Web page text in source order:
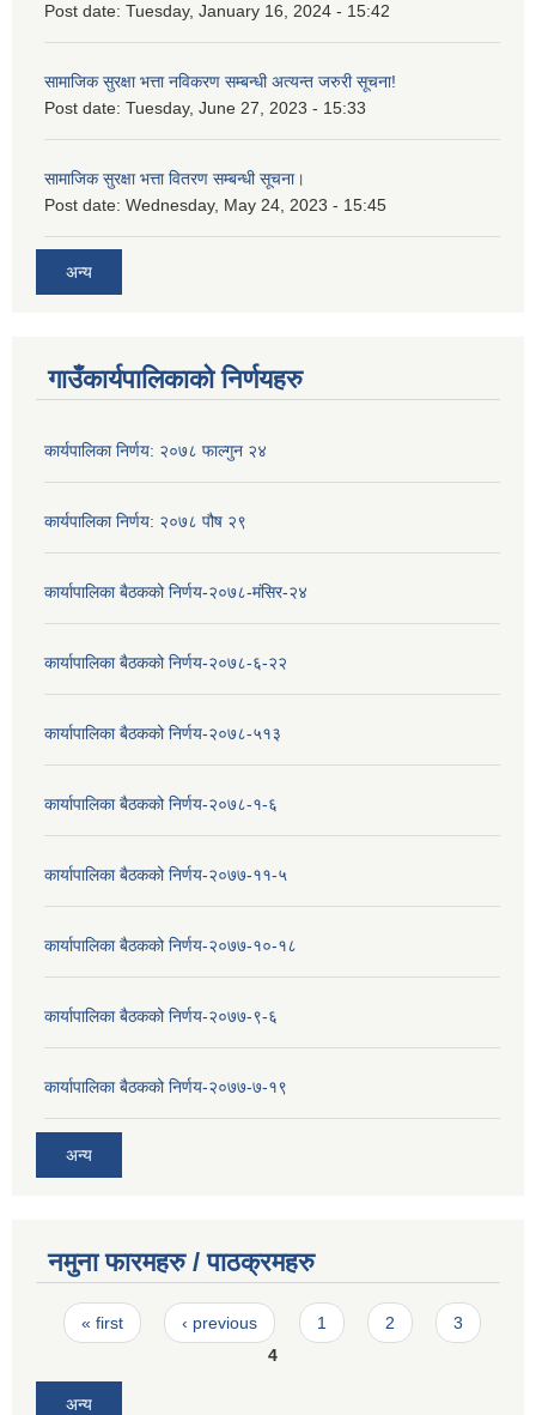
Post date: Tuesday, January 16, 2024 - 15:42
सामाजिक सुरक्षा भत्ता नविकरण सम्बन्धी अत्यन्त जरुरी सूचना!
Post date: Tuesday, June 27, 2023 - 15:33
सामाजिक सुरक्षा भत्ता वितरण सम्बन्धी सूचना।
Post date: Wednesday, May 24, 2023 - 15:45
अन्य
गाउँकार्यपालिकाको निर्णयहरु
कार्यपालिका निर्णय: २०७८ फाल्गुन २४
कार्यपालिका निर्णय: २०७८ पौष २९
कार्यापालिका बैठकको निर्णय-२०७८-मंसिर-२४
कार्यापालिका बैठकको निर्णय-२०७८-६-२२
कार्यापालिका बैठकको निर्णय-२०७८-५१३
कार्यापालिका बैठकको निर्णय-२०७८-१-६
कार्यापालिका बैठकको निर्णय-२०७७-११-५
कार्यापालिका बैठकको निर्णय-२०७७-१०-१८
कार्यापालिका बैठकको निर्णय-२०७७-९-६
कार्यापालिका बैठकको निर्णय-२०७७-७-१९
अन्य
नमुना फारमहरु / पाठक्रमहरु
Pages
« first ‹ previous 1 2
3
4
अन्य